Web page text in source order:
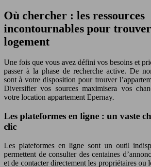
Où chercher : les ressources
incontournables pour
logement
Une fois que vous avez défini vos besoins et
passer à la phase de recherche active. De
sont à votre disposition pour trouver
Diversifier vos sources maximisera vos
votre location appartement Epernay.
Les plateformes en ligne : un vaste
clic
Les plateformes en ligne sont un outil
permettent de consulter des centaines
et de contacter directement les propriétaires ou